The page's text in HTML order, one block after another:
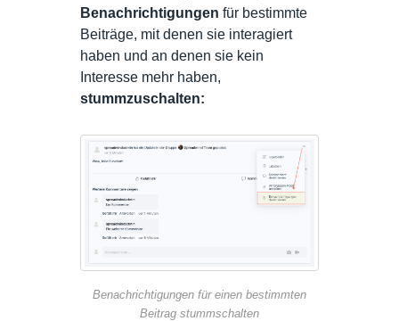
Benachrichtigungen für bestimmte
Beiträge, mit denen sie interagiert
haben und an denen sie kein
Interesse mehr haben,
stummzuschalten:
Benachrichtigungen für einen bestimmten
Beitrag stummschalten